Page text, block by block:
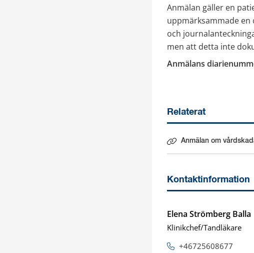
Anmälan gäller en
uppmärksammade
och
men att detta inte
Anmälans
Relaterat
Anmälan om
Länk till annan
Kontaktinformation
Elena Strömberg Balla
Klinikchef/Tandläkare
+46725608677